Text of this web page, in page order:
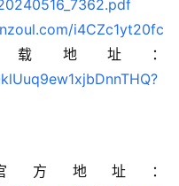
i4CZc1yt20fc
地址：
方地址：